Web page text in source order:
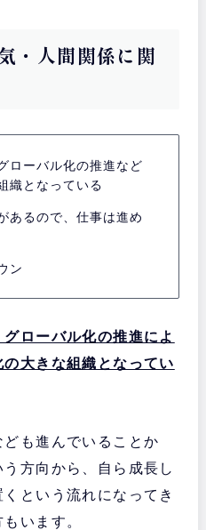
・人間関係に関
ローバル化の推進など
織となっている
あるので、仕事は進め
ン
ローバル化の推進によ
大きな組織となってい
も進んでいることか
方向から、自ら成長し
という流れになってき
います。